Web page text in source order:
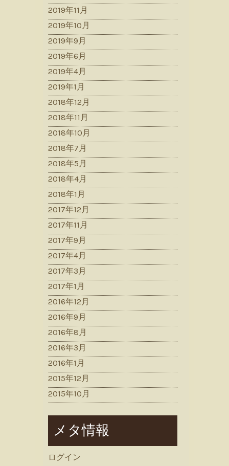
2019年11月
2019年10月
2019年9月
2019年6月
2019年4月
2019年1月
2018年12月
2018年11月
2018年10月
2018年7月
2018年5月
2018年4月
2018年1月
2017年12月
2017年11月
2017年9月
2017年4月
2017年3月
2017年1月
2016年12月
2016年9月
2016年8月
2016年3月
2016年1月
2015年12月
2015年10月
メタ情報
ログイン